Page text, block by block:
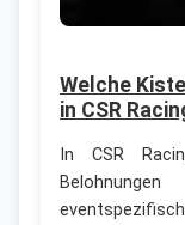
Welche
in CSR
In CSR